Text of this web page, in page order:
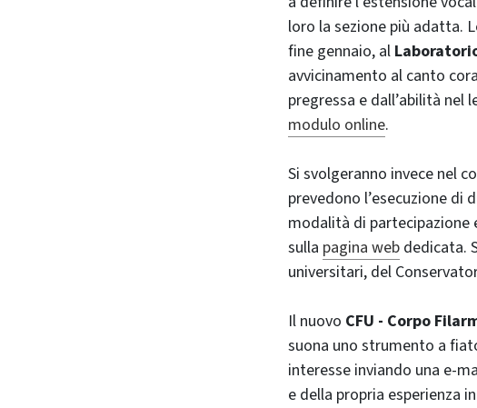
loro la sezione più adatta.
fine gennaio, al
avvicinamento al canto
pregressa e dall’abilità nel
modulo online.
Si svolgeranno invece nel
prevedono l’esecuzione di
modalità di partecipazione
sulla pagina web dedicata.
universitari, del
Il nuovo CFU - Corpo
suona uno strumento a
interesse inviando una e-
e della propria esperienza